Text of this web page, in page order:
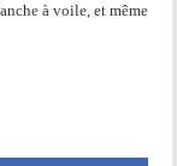
à voile, et même